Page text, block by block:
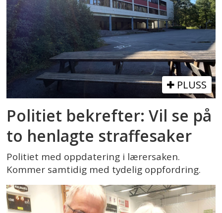
PLUSS
Politiet bekrefter: Vil se på
to henlagte straffesaker
Politiet med oppdatering i lærersaken.
Kommer samtidig med tydelig oppfordring.